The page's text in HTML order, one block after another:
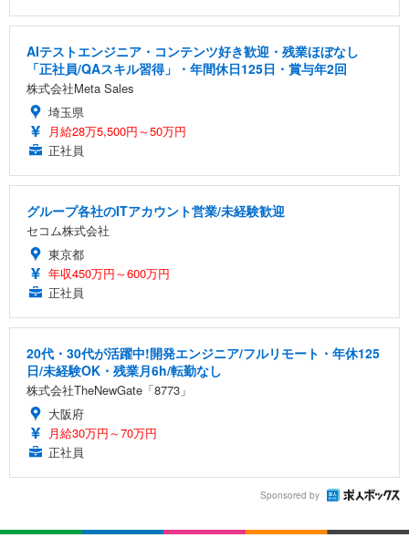
AIテストエンジニア・コンテンツ好き歓迎・残業ほぼなし
「正社員/QAスキル習得」・年間休日125日・賞与年2回
株式会社Meta Sales
埼玉県
月給28万5,500円～50万円
正社員
グループ各社のITアカウント営業/未経験歓迎
セコム株式会社
東京都
年収450万円～600万円
正社員
20代・30代が活躍中!開発エンジニア/フルリモート・年休125
日/未経験OK・残業月6h/転勤なし
株式会社TheNewGate「8773」
大阪府
月給30万円～70万円
正社員
Sponsored by